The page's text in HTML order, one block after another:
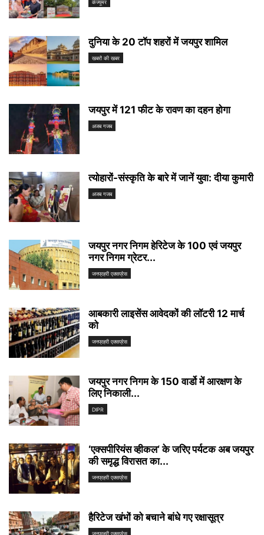
कंज्यूमर
दुनिया के 20 टॉप शहरों में जयपुर शामिल
खबरों की खबर
जयपुर में 121 फीट के रावण का दहन होगा
अजब गजब
त्योहारों-संस्कृति के बारे में जानें युवा: दीया कुमारी
अजब गजब
जयपुर नगर निगम हेरिटेज के 100 एवं जयपुर
नगर निगम ग्रेटर...
जनप्रहरी एक्सप्रेस
आबकारी लाइसेंस आवेदकों की लॉटरी 12 मार्च
को
जनप्रहरी एक्सप्रेस
जयपुर नगर निगम के 150 वार्डो में आरक्षण के
लिए निकाली...
DIPR
‘एक्सपीरियंस व्हीकल‘ के जरिए पर्यटक अब जयपुर
की समृद्ध विरासत का...
जनप्रहरी एक्सप्रेस
हैरिटेज खंभों को बचाने बांधे गए रक्षासूत्र
जनप्रहरी एक्सप्रेस